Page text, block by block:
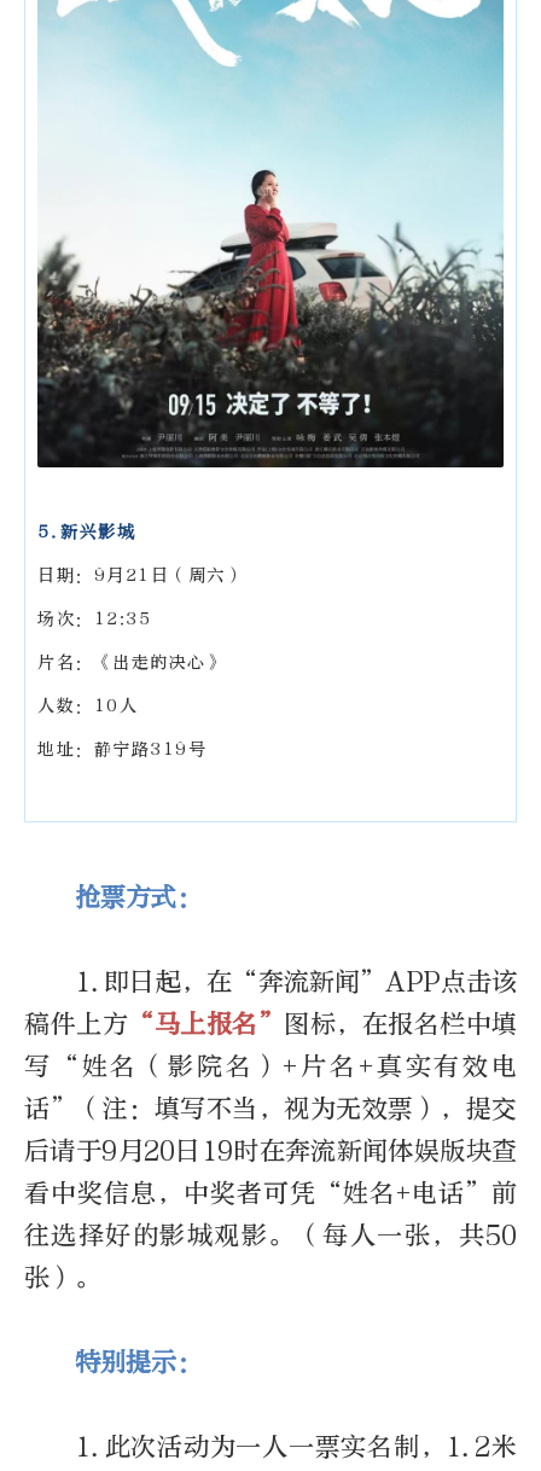
5.新兴影城
日期：9月21日（周六）
场次：12:35
片名：《出走的决心》
人数：10人
地址：静宁路319号
抢票方式：
1.即日起，在“奔流新闻”APP点击该
稿件上方 “马上报名” 图标，在报名栏中填
写“姓名（影院名）+片名+真实有效电
话”（注：填写不当，视为无效票），提交
后请于9月20日19时在奔流新闻体娱版块查
看中奖信息，中奖者可凭“姓名+电话”前
往选择好的影城观影。（每人一张，共50
张）。
特别提示：
1.此次活动为一人一票实名制，1.2米